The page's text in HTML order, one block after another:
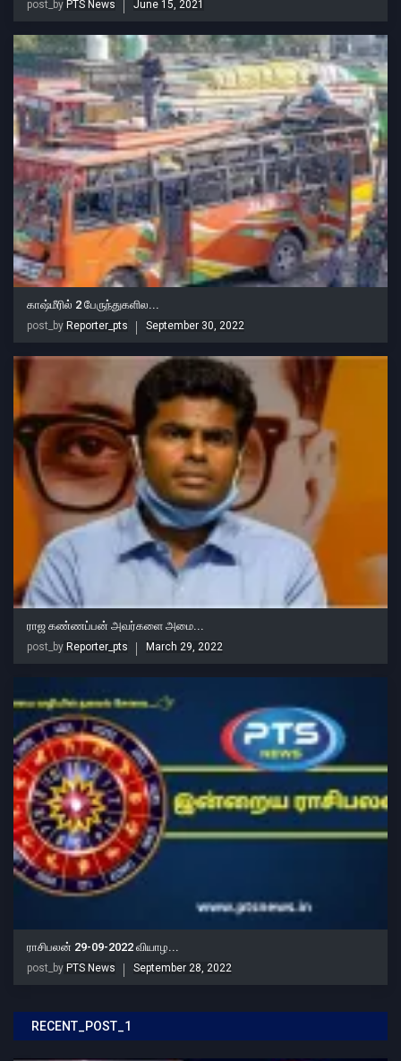
post_by PTS News June 15, 2021
காஷ்மீரில் 2 பேருந்துகளில...
post_by Reporter_pts September 30, 2022
ராஜ கண்ணப்பன் அவர்களை அமை...
post_by Reporter_pts March 29, 2022
ராசிபலன் 29-09-2022 வியாழ...
post_by PTS News September 28, 2022
RECENT_POST_1